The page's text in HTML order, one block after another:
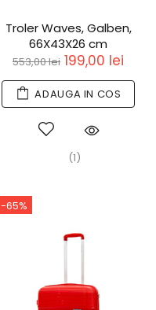
Troler Waves, Galben,
66X43X26 cm
553,00 lei 199,00 lei
ADAUGA IN COS
(1)
-65%